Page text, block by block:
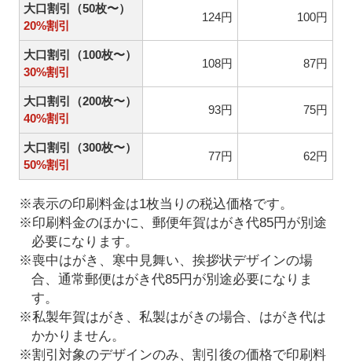
大口割引（50枚〜）
20%割引
124円 100円
大口割引（100枚〜）
30%割引
108円 87円
大口割引（200枚〜）
40%割引
93円 75円
大口割引（300枚〜）
50%割引
77円 62円
※表示の印刷料金は1枚当りの税込価格です。
※印刷料金のほかに、郵便年賀はがき代85円が別途
必要になります。
※喪中はがき、寒中見舞い、挨拶状デザインの場
合、通常郵便はがき代85円が別途必要になりま
す。
※私製年賀はがき、私製はがきの場合、はがき代は
かかりません。
※割引対象のデザインのみ、割引後の価格で印刷料